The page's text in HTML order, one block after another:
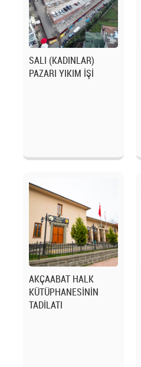
SALI (KADINLAR)
PAZARI YIKIM İŞİ
AKÇAABAT HALK
KÜTÜPHANESİNİN
TADİLATI